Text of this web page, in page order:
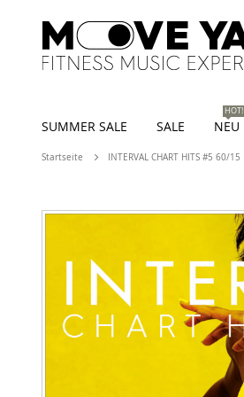
SUMMER SALE SALE NEU
HOT!
Startseite INTERVAL CHART HITS #5 60/15